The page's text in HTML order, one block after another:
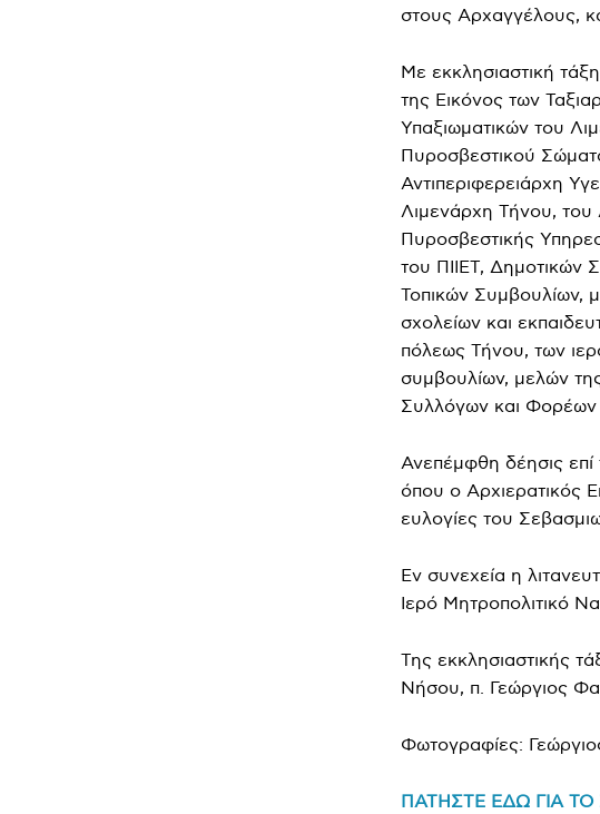
στους Αρχαγγέλους,
Με εκκλησιαστική
της Εικόνος των
Υπαξιωματικών του
Πυροσβεστικού
Αντιπεριφερειάρχη
Λιμενάρχη Τήνου, του
Πυροσβεστικής
του ΠΙΙΕΤ,
Τοπικών Συμβουλίων,
σχολείων και
πόλεως Τήνου, των
συμβουλίων, μελών
Συλλόγων και Φορέων
Ανεπέμφθη δέησις
όπου ο Αρχιερατικός
ευλογίες του
Εν συνεχεία η
Ιερό Μητροπολιτικό
Της εκκλησιαστικής
Νήσου, π. Γεώργιος
Φωτογραφίες:
ΠΑΤΗΣΤΕ ΕΔΩ ΓΙΑ ΤΟ